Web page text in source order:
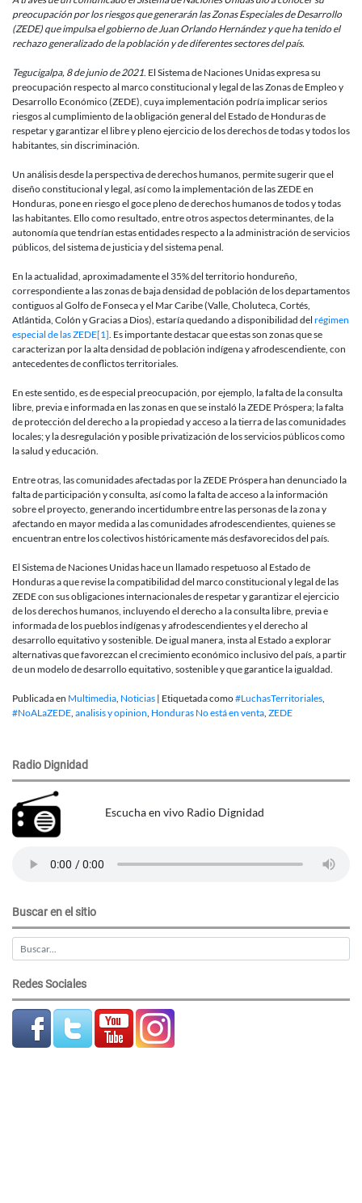
la
ONU
riesgos
que
podrían
generar
las
Honduras
preocupación por los riesgos que generarán las Zonas Especiales de Desarrollo
(ZEDE) que impulsa el gobierno de Juan Orlando Hernández y que ha tenido el
rechazo generalizado de la población y de diferentes sectores del país.
Tegucigalpa, 8 de junio de 2021. El Sistema de Naciones Unidas expresa su
preocupación respecto al marco constitucional y legal de las Zonas de Empleo y
Desarrollo Económico (ZEDE), cuya implementación podría implicar serios
riesgos al cumplimiento de la obligación general del Estado de Honduras de
respetar y garantizar el libre y pleno ejercicio de los derechos de todas y todos los
habitantes, sin discriminación.
Un análisis desde la perspectiva de derechos humanos, permite sugerir que el
diseño constitucional y legal, así como la implementación de las ZEDE en
Honduras, pone en riesgo el goce pleno de derechos humanos de todos y todas
las habitantes. Ello como resultado, entre otros aspectos determinantes, de la
autonomía que tendrían estas entidades respecto a la administración de servicios
públicos, del sistema de justicia y del sistema penal.
En la actualidad, aproximadamente el 35% del territorio hondureño,
correspondiente a las zonas de baja densidad de población de los departamentos
contiguos al Golfo de Fonseca y el Mar Caribe (Valle, Choluteca, Cortés,
Atlántida, Colón y Gracias a Dios), estaría quedando a disponibilidad del régimen
especial de las ZEDE[1]. Es importante destacar que estas son zonas que se
caracterizan por la alta densidad de población indígena y afrodescendiente, con
antecedentes de conflictos territoriales.
En este sentido, es de especial preocupación, por ejemplo, la falta de la consulta
libre, previa e informada en las zonas en que se instaló la ZEDE Próspera; la falta
de protección del derecho a la propiedad y acceso a la tierra de las comunidades
locales; y la desregulación y posible privatización de los servicios públicos como
la salud y educación.
Entre otras, las comunidades afectadas por la ZEDE Próspera han denunciado la
falta de participación y consulta, así como la falta de acceso a la información
sobre el proyecto, generando incertidumbre entre las personas de la zona y
afectando en mayor medida a las comunidades afrodescendientes, quienes se
encuentran entre los colectivos históricamente más desfavorecidos del país.
El Sistema de Naciones Unidas hace un llamado respetuoso al Estado de
Honduras a que revise la compatibilidad del marco constitucional y legal de las
ZEDE con sus obligaciones internacionales de respetar y garantizar el ejercicio
de los derechos humanos, incluyendo el derecho a la consulta libre, previa e
informada de los pueblos indígenas y afrodescendientes y el derecho al
desarrollo equitativo y sostenible. De igual manera, insta al Estado a explorar
alternativas que favorezcan el crecimiento económico inclusivo del país, a partir
de un modelo de desarrollo equitativo, sostenible y que garantice la igualdad.
Publicada en Multimedia, Noticias | Etiquetada como#LuchasTerritoriales,
#NoALaZEDE, analisis y opinion, Honduras No está en venta, ZEDE
Radio Dignidad
Escucha en vivo Radio Dignidad
Buscar en el sitio
Redes Sociales